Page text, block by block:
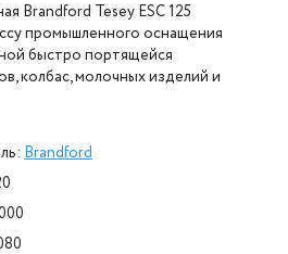
Brandford Tesey ESC 125
промышленного оснащения
быстро портящейся
колбас, молочных изделий и
Brandford